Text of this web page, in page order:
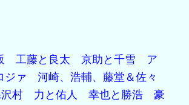
工藤と良太 京助と千雪
ア
ジァ
河崎、浩輔、藤堂＆佐々
村 力と佑人 幸也と勝浩
豪